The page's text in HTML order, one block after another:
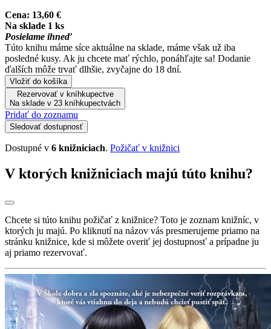
Cena: 13,60 €
Na sklade 1 ks
Posielame ihneď
Túto knihu máme síce aktuálne na sklade, máme však už iba
posledné kusy. Ak ju chcete mať rýchlo, ponáhľajte sa! Dodanie
ďalších môže trvať dlhšie, zvyčajne do 18 dní.
Vložiť do košíka
Rezervovať v kníhkupectve
Na sklade v 23 kníhkupectvách
Pridať do zoznamu
Sledovať dostupnosť
Dostupné v 6 knižniciach. Požičať v knižnici
V ktorých knižniciach majú túto knihu?
Chcete si túto knihu požičať z knižnice? Toto je zoznam knižníc, v
ktorých ju majú. Po kliknutí na názov vás presmerujeme priamo na
stránku knižnice, kde si môžete overiť jej dostupnosť a prípadne ju
aj priamo rezervovať.